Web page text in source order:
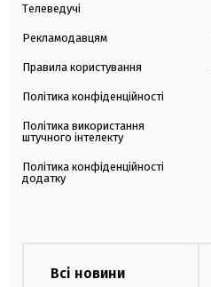
Телеведучі
Рекламодавцям
Правила користування
Політика конфіденційності
Політика використання
штучного інтелекту
Політика конфіденційності
додатку
Всі новини